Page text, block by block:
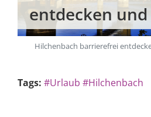
entdecken
Hilchenbach barrierefrei
Tags: #Urlaub #Hilchenbach